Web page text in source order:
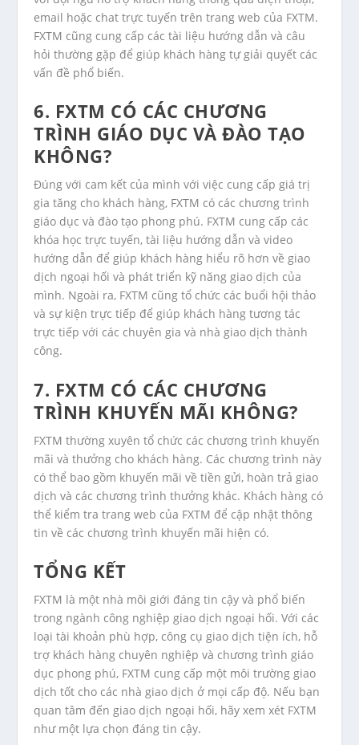
email hoặc chat trực tuyến trên trang web của FXTM.
FXTM cũng cung cấp các tài liệu hướng dẫn và câu
hỏi thường gặp để giúp khách hàng tự giải quyết các
vấn đề phổ biến.
6. FXTM CÓ CÁC CHƯƠNG
TRÌNH GIÁO DỤC VÀ ĐÀO TẠO
KHÔNG?
Đúng với cam kết của mình với việc cung cấp giá trị
gia tăng cho khách hàng, FXTM có các chương trình
giáo dục và đào tạo phong phú. FXTM cung cấp các
khóa học trực tuyến, tài liệu hướng dẫn và video
hướng dẫn để giúp khách hàng hiểu rõ hơn về giao
dịch ngoại hối và phát triển kỹ năng giao dịch của
mình. Ngoài ra, FXTM cũng tổ chức các buổi hội thảo
và sự kiện trực tiếp để giúp khách hàng tương tác
trực tiếp với các chuyên gia và nhà giao dịch thành
công.
7. FXTM CÓ CÁC CHƯƠNG
TRÌNH KHUYẾN MÃI KHÔNG?
FXTM thường xuyên tổ chức các chương trình khuyến
mãi và thưởng cho khách hàng. Các chương trình này
có thể bao gồm khuyến mãi về tiền gửi, hoàn trả giao
dịch và các chương trình thưởng khác. Khách hàng có
thể kiểm tra trang web của FXTM để cập nhật thông
tin về các chương trình khuyến mãi hiện có.
TỔNG KẾT
FXTM là một nhà môi giới đáng tin cậy và phổ biến
trong ngành công nghiệp giao dịch ngoại hối. Với các
loại tài khoản phù hợp, công cụ giao dịch tiện ích, hỗ
trợ khách hàng chuyên nghiệp và chương trình giáo
dục phong phú, FXTM cung cấp một môi trường giao
dịch tốt cho các nhà giao dịch ở mọi cấp độ. Nếu bạn
quan tâm đến giao dịch ngoại hối, hãy xem xét FXTM
như một lựa chọn đáng tin cậy.